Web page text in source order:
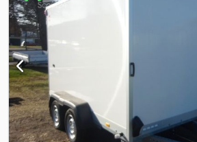
az időközi értékesítés jogát fenntartjuk.